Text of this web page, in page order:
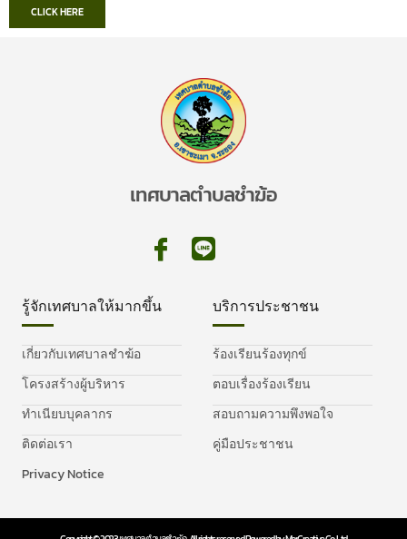
CLICK HERE
เทศบาลตำบลชำฆ้อ
รู้จักเทศบาลให้มากขึ้น
เกี่ยวกับเทศบาลชำฆ้อ
โครงสร้างผู้บริหาร
ทำเนียบบุคลากร
ติดต่อเรา
Privacy Notice
บริการประชาชน
ร้องเรียนร้องทุกข์
ตอบเรื่องร้องเรียน
สอบถามความพึงพอใจ
คู่มือประชาชน